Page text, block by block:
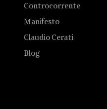
Controcorrente
Manifesto
Claudio Cerati
Blog